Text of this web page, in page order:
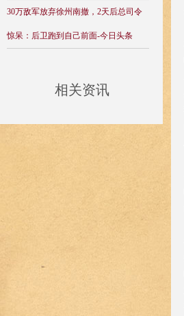
30万敌军放弃徐州南撤，2天后总司令
惊呆：后卫跑到自己前面-今日头条
相关资讯